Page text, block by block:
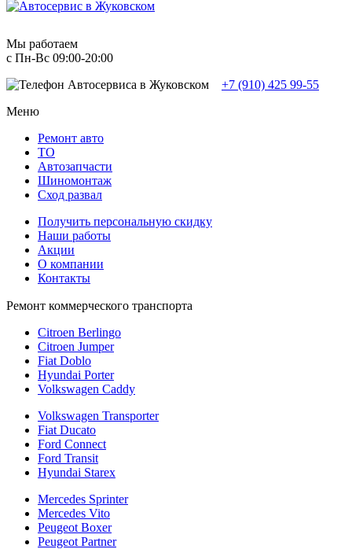
Мы работаем
с Пн-Вc 09:00-20:00
+7 (910) 425 99-55
Меню
Ремонт авто
TO
Автозапчасти
Шиномонтаж
Сход развал
Получить персональную скидку
Наши работы
Акции
О компании
Контакты
Ремонт коммерческого транспорта
Citroen Berlingo
Citroen Jumper
Fiat Doblo
Hyundai Porter
Volkswagen Caddy
Volkswagen Transporter
Fiat Ducato
Ford Connect
Ford Transit
Hyundai Starex
Mercedes Sprinter
Mercedes Vito
Peugeot Boxer
Peugeot Partner